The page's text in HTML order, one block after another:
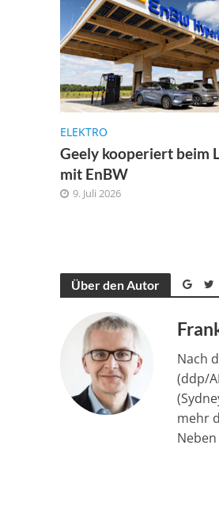
ELEKTRO
Geely kooperiert beim
mit EnBW
9. Juli 2026
Über den Autor
Nach
(ddp/
mehr